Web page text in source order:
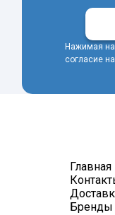
Нажимая на
согласие
Главная
Бренды